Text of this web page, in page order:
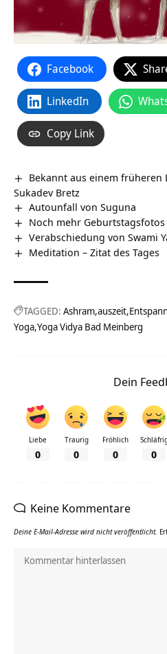
Facebook
LinkedIn
Copy Link
Bekannt aus einem früheren
Sukadev Bretz
Autounfall von Suguna
Noch mehr Geburtstagsfotos
Verabschiedung von Swami
Meditation – Zitat des Tages
TAGGED: Ashram auszeit
Yoga Yoga Vidya Bad Meinberg
Dein
Liebe
0
Traurig
0
Fröhlich
0 0
Keine Kommentare
Deine E-Mail-Adresse wird nicht veröffentlicht.